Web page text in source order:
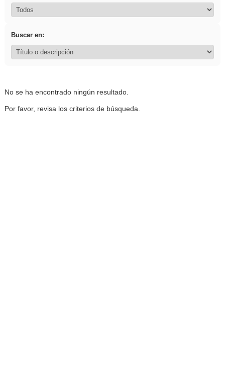
Buscar en:
No se ha encontrado ningún resultado.
Por favor, revisa los criterios de búsqueda.